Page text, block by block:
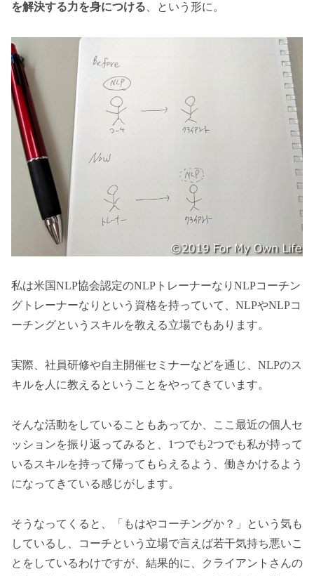
を解決する力を身につける 、という形に。
私は米国NLP協会認定のNLPトレーナーなりNLPコーチン
グトレーナーなりという資格を持っていて、NLPやNLPコ
ーチングというスキルを教える立場でもあります。
実際、社員研修や自主開催セミナーなどを通じ、NLPのス
キルを人に教えるということをやってきています。
そんな活動をしていることもあってか、ここ最近の個人セ
ッションを振り返ってみると、1つでも2つでも私が持って
いるスキルを持って帰ってもらえるよう、働きかけるよう
になってきている感じがします。
そうなってくると、「もはやコーチングか？」という気も
しているし、コーチという立場で言えば若干気持ち悪いこ
とをしているわけですが、結果的に、クライアントさんの